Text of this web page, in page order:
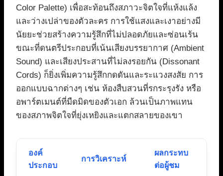
Color Palette) เพื่อสะท้อนถึงสภาวะจิตใจที่แห้งแล้ง
และว่างเปล่าของตัวละคร การใช้แสงและเงาอย่างมี
นัยยะช่วยสร้างความรู้สึกที่ไม่ปลอดภัยและซ่อนเร้น
ขณะที่ดนตรีประกอบที่เน้นเสียงบรรยากาศ (Ambient
Sound) และเสียงประสานที่ไม่ลงรอยกัน (Dissonant
Cords) ก็ยิ่งเพิ่มความรู้สึกกดดันและระแวงสงสัย การ
ออกแบบฉากต่างๆ เช่น ห้องสืบสวนที่รกระรุงรัง หรือ
อพาร์ตเมนต์ที่มืดมิดของตัวเอก ล้วนเป็นภาพแทน
ของสภาพจิตใจที่ยุ่งเหยิงและแตกสลายของเขา
องค์
ประกอบ
การวิเคราะห์
ผลกระทบ
ต่อผู้ชม